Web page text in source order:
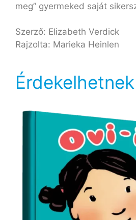
meg” gyermeked saját
Szerző: Elizabeth Verdick
Rajzolta: Marieka Heinlen